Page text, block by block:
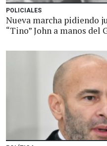
POLICIALES
Nueva marcha pidiendo
“Tino” John a manos del